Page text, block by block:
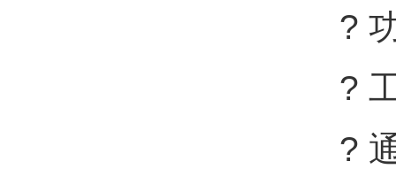
?
?
?